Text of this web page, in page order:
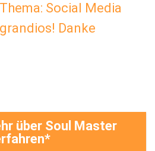
Social Media
Danke
über Soul Master